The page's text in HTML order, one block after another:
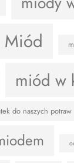
Miód
miód w
do naszych potraw